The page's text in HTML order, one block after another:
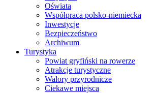
Oświata
Współpraca polsko-niemiecka
Inwestycje
Bezpieczeństwo
Archiwum
Turystyka
Powiat gryfiński na rowerze
Atrakcje turystyczne
Walory przyrodnicze
Ciekawe miejsca